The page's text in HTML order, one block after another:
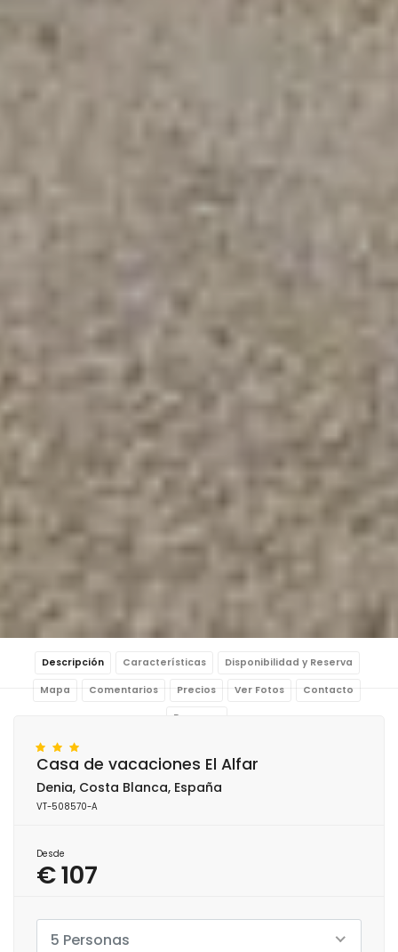
Descripción Características Disponibilidad y Reserva
Mapa Comentarios Precios Ver Fotos Contacto
Reservar
Casa de vacaciones El Alfar
Denia, Costa Blanca, España
VT-508570-A
Desde
€ 107
5 Personas